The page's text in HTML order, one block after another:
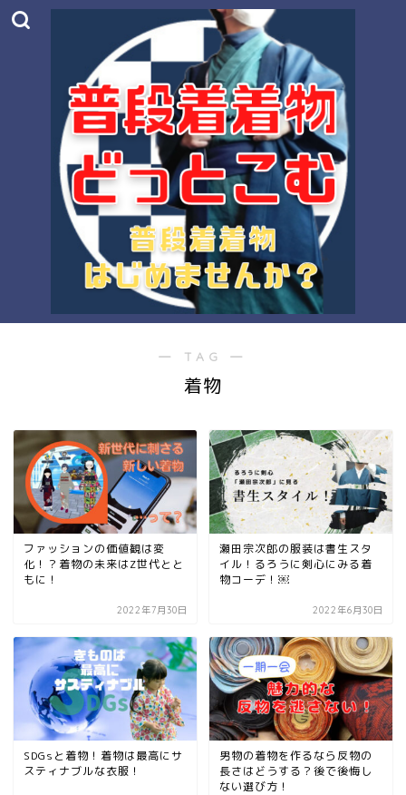
― TAG ―
着物
ファッションの価値観は変
化！？着物の未来はZ世代とと
もに！
2022年7月30日
瀬田宗次郎の服装は書生スタ
イル！るろうに剣心にみる着
物コーデ！￼
2022年6月30日
SDGsと着物！着物は最高にサ
スティナブルな衣服！
男物の着物を作るなら反物の
長さはどうする？後で後悔し
ない選び方！